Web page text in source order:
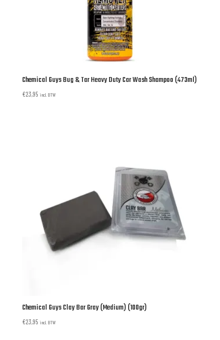
Chemical Guys Bug & Tar Heavy Duty Car Wash Shampoo (473ml)
€23,95 incl. BTW
Chemical Guys Clay Bar Gray (Medium) (100gr)
€23,95 incl. BTW